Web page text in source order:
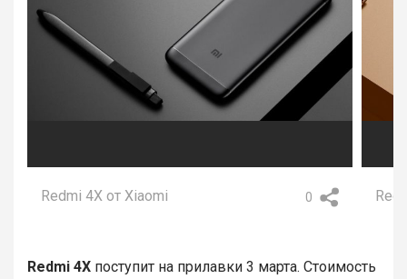
0
Redmi 4X от Xiaomi
Redmi 4X поступит на прилавки 3 марта. Стоимость